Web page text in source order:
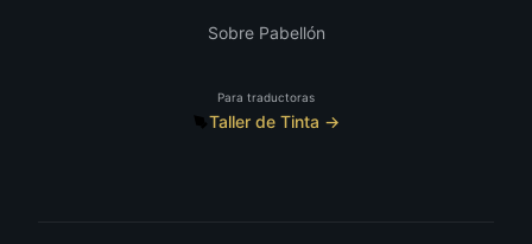
Sobre Pabellón
Para traductoras
Taller de Tinta →